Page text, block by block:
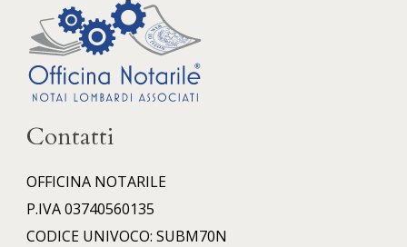
Contatti
OFFICINA NOTARILE
P.IVA 03740560135
CODICE UNIVOCO: SUBM70N